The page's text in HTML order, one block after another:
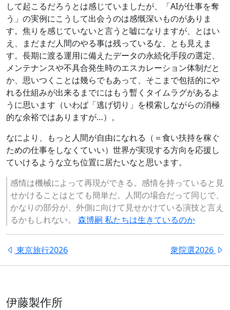
して起こるだろうとは感じていましたが、「AIが仕事を奪
う」の実例にこうして出会うのは感慨深いものがありま
す。焦りを感じていないと言うと嘘になりますが、とはい
え、まだまだ人間のやる事は残っているな、とも見えま
す。長期に渡る運用に備えたデータの永続化手段の選定、
メンテナンスや不具合発生時のエスカレーション体制だと
か、思いつくことは幾らでもあって、そこまで包括的にや
れる仕組みが出来るまでにはもう暫くタイムラグがあるよ
うに思います（いわば「逃げ切り」を模索しながらの消極
的な余裕ではありますが…）。
なにより、もっと人間が自由になれる（＝食い扶持を稼ぐ
ための仕事をしなくていい）世界が実現する方向を応援し
ていけるような立ち位置に居たいなと思います。
感情は機械によって再現ができる。感情を持っていると見
せかけることはとても簡単だ。人間の場合だって同じで、
かなりの部分が、外側に向けて見せかけている演技と言え
るかもしれない。 森博嗣 私たちは生きているのか
東京旅行2026 衆院選2026
伊藤製作所